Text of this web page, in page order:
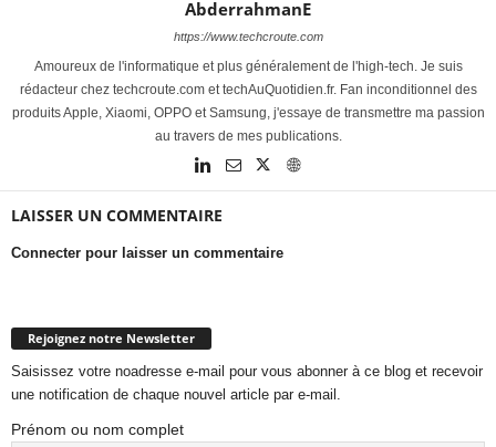
AbderrahmanE
https://www.techcroute.com
Amoureux de l'informatique et plus généralement de l'high-tech. Je suis
rédacteur chez techcroute.com et techAuQuotidien.fr. Fan inconditionnel des
produits Apple, Xiaomi, OPPO et Samsung, j'essaye de transmettre ma passion
au travers de mes publications.
LAISSER UN COMMENTAIRE
Connecter pour laisser un commentaire
Rejoignez notre Newsletter
Saisissez votre noadresse e-mail pour vous abonner à ce blog et recevoir
une notification de chaque nouvel article par e-mail.
Prénom ou nom complet